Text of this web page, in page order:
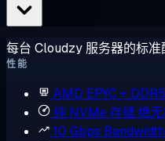
每台 Cloudzy 服务器的标准
性能
AMD EPYC + DDR5
纯 NVMe 存储绝
10 Gbps Bandwidth